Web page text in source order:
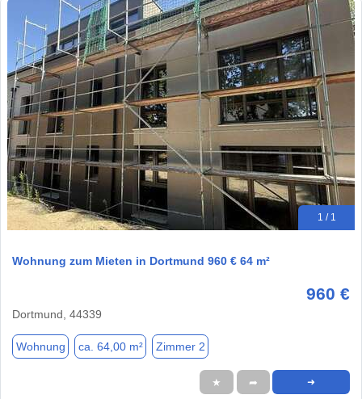
1 / 1
Wohnung zum Mieten in Dortmund 960 € 64 m²
960 €
Dortmund, 44339
Wohnung ca. 64,00 m² Zimmer 2
★ ➦ ➜